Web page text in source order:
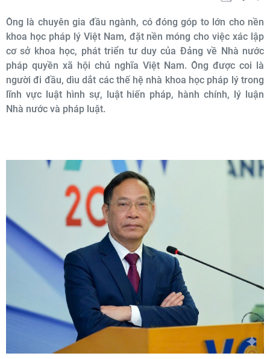
Ông là chuyên gia đầu ngành, có đóng góp to lớn cho nền
khoa học pháp lý Việt Nam, đặt nền móng cho việc xác lập
cơ sở khoa học, phát triển tư duy của Đảng về Nhà nước
pháp quyền xã hội chủ nghĩa Việt Nam. Ông được coi là
người đi đầu, dìu dắt các thế hệ nhà khoa học pháp lý trong
lĩnh vực luật hình sự, luật hiến pháp, hành chính, lý luận
Nhà nước và pháp luật.